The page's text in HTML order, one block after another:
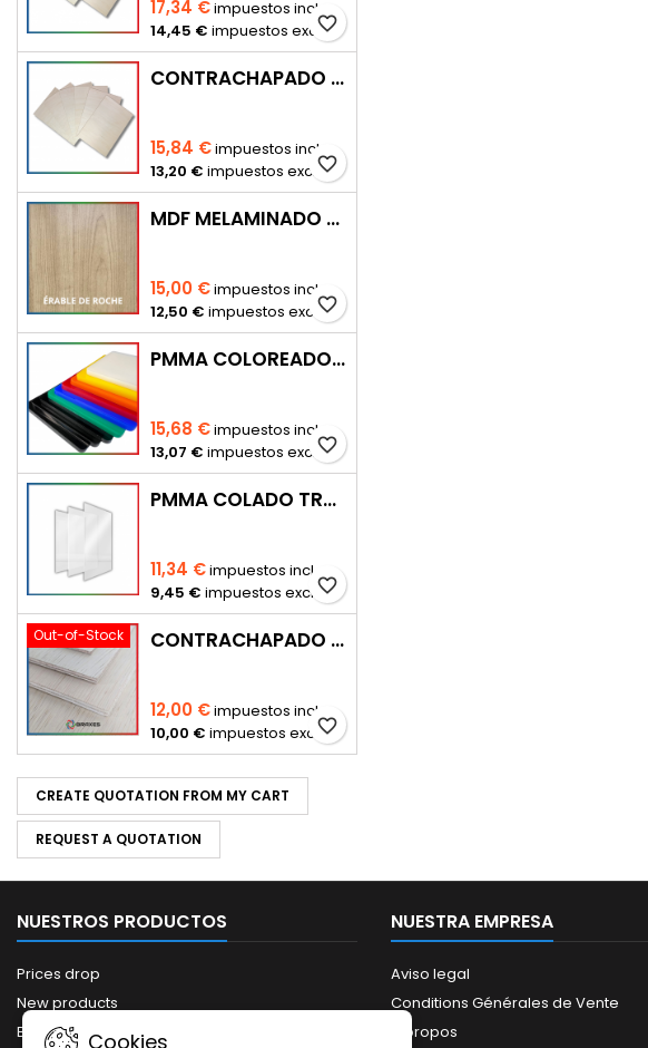
17,34 €impuestos incl.
14,45 € impuestos excl.favorite_border
CONTRACHAPADO ARTWOOD 920 × 920 MM
15,84 €impuestos incl.
13,20 € impuestos excl.favorite_border
MDF MELAMINADO - 3MM
15,00 €impuestos incl.
12,50 € impuestos excl.favorite_border
PMMA COLOREADO OPACO – 3 MM
15,68 €impuestos incl.
13,07 € impuestos excl.favorite_border
PMMA COLADO TRANSPARENTE
11,34 €impuestos incl.
9,45 € impuestos excl. favorite_border
Out-of-Stock CONTRACHAPADO DE ALBASIA
12,00 €impuestos incl.
10,00 € impuestos excl.favorite_border
CREATE QUOTATION FROM MY CART
REQUEST A QUOTATION
NUESTROS PRODUCTOS
Prices drop
New products
Best sales
NUESTRA EMPRESA
Aviso legal
Conditions Générales de Vente
A propos
Cookies